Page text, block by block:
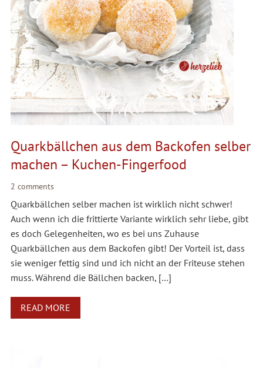
Quarkbällchen aus dem Backofen selber
machen – Kuchen-Fingerfood
2 comments
Quarkbällchen selber machen ist wirklich nicht schwer!
Auch wenn ich die frittierte Variante wirklich sehr liebe, gibt
es doch Gelegenheiten, wo es bei uns Zuhause
Quarkbällchen aus dem Backofen gibt! Der Vorteil ist, dass
sie weniger fettig sind und ich nicht an der Friteuse stehen
muss. Während die Bällchen backen, […]
READ MORE